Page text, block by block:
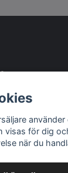
visas för dig
när du